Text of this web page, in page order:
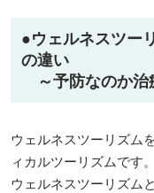
●ウェルネスツー
の違い
～予防なのか治
ウェルネスツーリズム
ィカルツーリズムです。
ウェルネスツーリズム